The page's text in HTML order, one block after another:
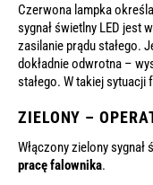
Czerwona lampka określa
sygnał świetlny LED jest
zasilanie prądu stałego.
dokładnie odwrotna –
stałego. W takiej sytuacji
ZIELONY –
Włączony zielony
pracę falownika.